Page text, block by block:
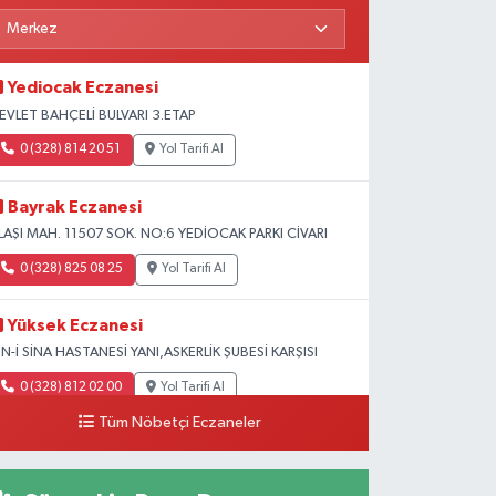
Yediocak Eczanesi
BAHÇELİ BULVARI 3.ETAP
0 (328) 814 20 51 Yol Tarifi Al
Bayrak Eczanesi
MAH. 11507 SOK. NO:6 YEDİOCAK PARKI CİVARI
0 (328) 825 08 25 Yol Tarifi Al
Yüksek Eczanesi
İ SİNA HASTANESİ YANI,ASKERLİK ŞUBESİ KARŞISI
0 (328) 812 02 00 Yol Tarifi Al
Tüm Nöbetçi Eczaneler